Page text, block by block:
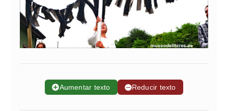
➕Aumentar texto ➖Reducir texto